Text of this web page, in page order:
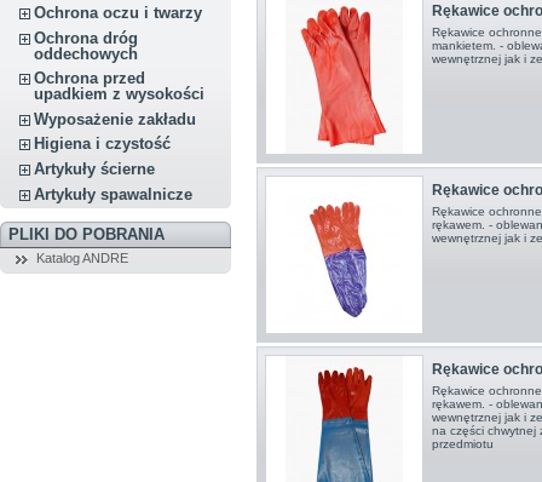
Ochrona oczu i twarzy
Ochrona dróg
oddechowych
Ochrona przed
upadkiem z wysokości
Wyposażenie zakładu
Higiena i czystość
Artykuły ścierne
Artykuły spawalnicze
PLIKI DO POBRANIA
Katalog ANDRE
Rękawice
Rękawice
mankietem. -
wewnętrznej jak i
Rękawice
Rękawice
rękawem. -
wewnętrznej jak i
Rękawice
Rękawice
rękawem. -
wewnętrznej jak i
na części chwytnej
przedmiotu